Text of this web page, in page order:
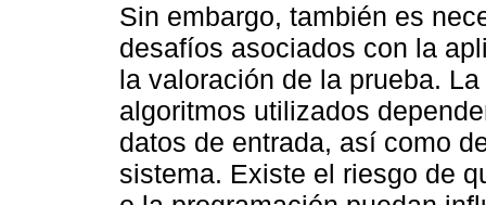
Sin embargo, también es
desafíos asociados con la
la valoración de la prueba.
algoritmos utilizados
datos de entrada, así como
sistema. Existe el riesgo de